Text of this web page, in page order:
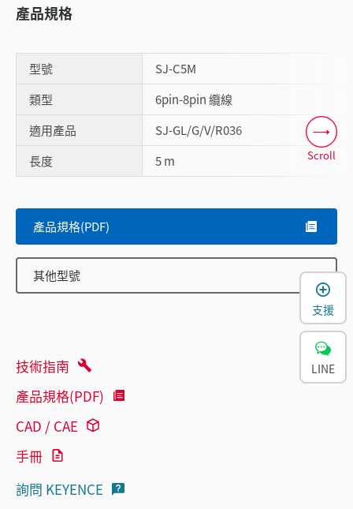
產品規格
型號
SJ-C5M
類型
6pin-8pin 纜線
適用產品
SJ-GL/G/V/R036
長度
5 m Scroll
產品規格(PDF)
其他型號
技術指南
產品規格(PDF)
CAD / CAE
手冊
詢問 KEYENCE
支援
LINE